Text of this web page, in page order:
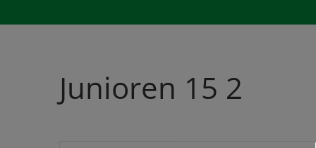
Junioren 15 2